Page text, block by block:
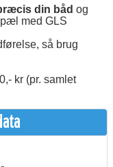
din båd og
med GLS
så brug
kr (pr. samlet